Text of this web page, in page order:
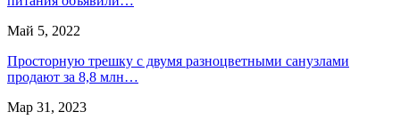
Май 5, 2022
Просторную трешку с двумя разноцветными санузлами
продают за 8,8 млн…
Мар 31, 2023